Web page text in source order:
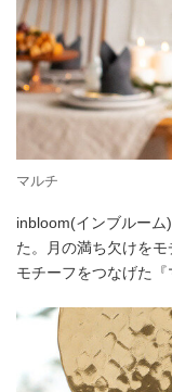
マルチ
inbloom(インブルーム
た。月の満ち欠けを
モチーフをつなげた『